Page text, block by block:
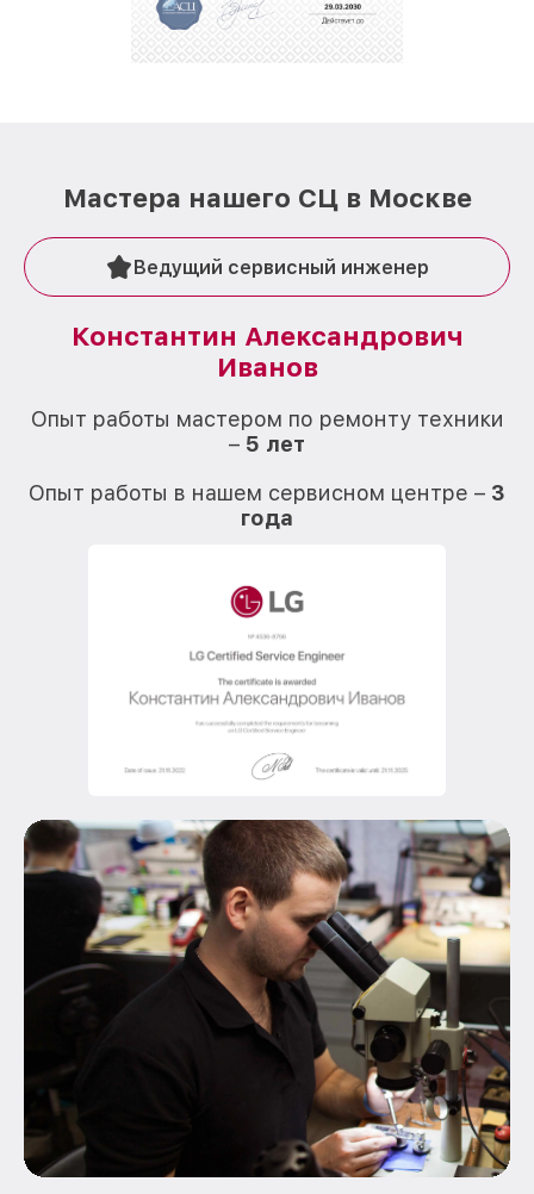
Мастера нашего СЦ в Москве
Ведущий сервисный инженер
Константин Александрович
Иванов
Опыт работы мастером по ремонту техники
– 5 лет
Опыт работы в нашем сервисном центре – 3
года